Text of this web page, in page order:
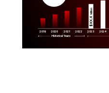
2019 2020 2021 2022 2023 2024
$XX.X
Million
Historical Years